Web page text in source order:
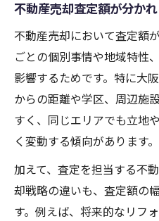
不動産売却査定額が分か
不動産売却において査定額
ごとの個別事情や地域特性
影響するためです。特に大
からの距離や学区、周辺施
すく、同じエリアでも立地
く変動する傾向があります。
加えて、査定を担当する不
却戦略の違いも、査定額の
す。例えば、将来的なリフ